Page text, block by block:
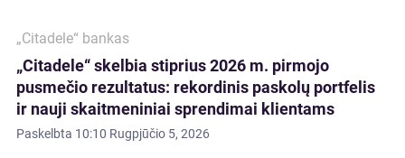
„Citadele“ bankas
„Citadele“ skelbia stiprius 2026 m. pirmojo
pusmečio rezultatus: rekordinis paskolų portfelis
ir nauji skaitmeniniai sprendimai klientams
Paskelbta 10:10 Rugpjūčio 5, 2026